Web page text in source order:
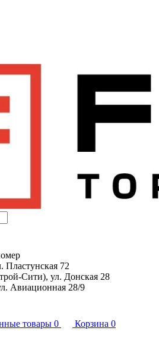
Пластунская 72
Сити), ул. Донская 28
Авиационная 28/9
товары 0 Корзина 0